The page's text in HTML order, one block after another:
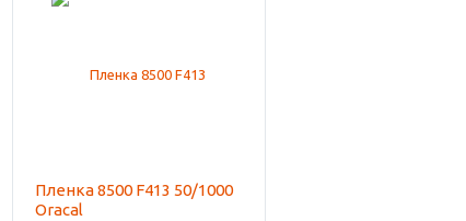
Пленка 8500 F413 50/1000
Oracal